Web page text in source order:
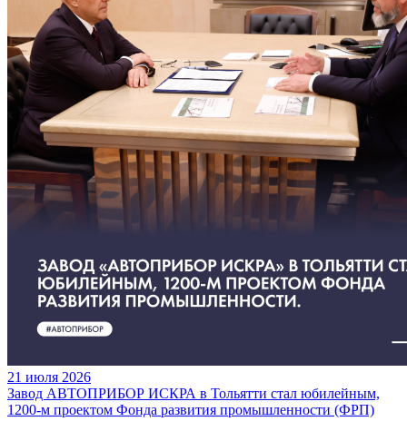
21 июля 2026
Завод АВТОПРИБОР ИСКРА в Тольятти стал юбилейным,
1200-м проектом Фонда развития промышленности (ФРП)